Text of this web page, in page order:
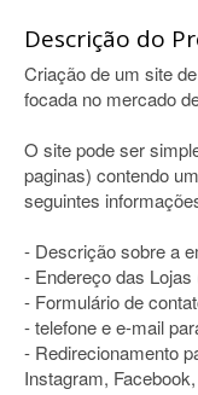
Descrição do
Criação de um site
focada no mercado
O site pode ser
paginas) contendo
seguintes
- Descrição sobre a
- Endereço das
- Formulário de
- telefone e e-mail
- Redirecionamento
Instagram,